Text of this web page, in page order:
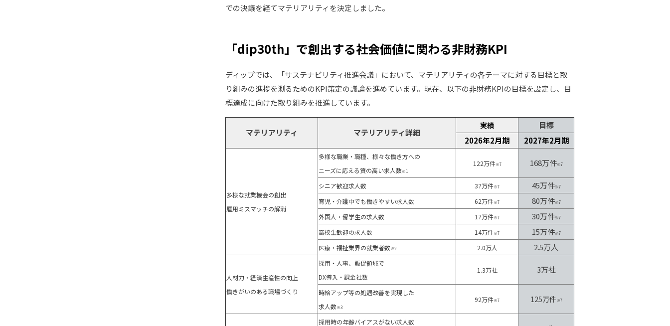
での決議を経てマテリアリティを決定しました。
「dip30th」で創出する社会価値に関わる非財務KPI
ディップでは、「サステナビリティ推進会議」において、マテリアリティの各テーマに対する目標と取
り組みの進捗を測るためのKPI策定の議論を進めています。現在、以下の非財務KPIの目標を設定し、目
標達成に向けた取り組みを推進しています。
マテリアリティ マテリアリティ詳細
実績
目標
2026年2月期
2027年2月期
多様な就業機会の創出
雇用ミスマッチの解消
多様な職業・職種、様々な働き方への
ニーズに応える質の高い求人数※1
122万件※7 168万件※7
シニア歓迎求人数 37万件※7 45万件※7
育児・介護中でも働きやすい求人数 62万件※7 80万件※7
外国人・留学生の求人数 17万件※7 30万件※7
高校生歓迎の求人数 14万件※7 15万件※7
医療・福祉業界の就業者数※2 2.0万人 2.5万人
人材力・経済生産性の向上
働きがいのある職場づくり
採用・人事、販促領域で
DX導入・課金社数
1.3万社 3万社
時給アップ等の処遇改善を実現した
求人数※3
92万件※7 125万件※7
採用時の年齢バイアスがない求人数